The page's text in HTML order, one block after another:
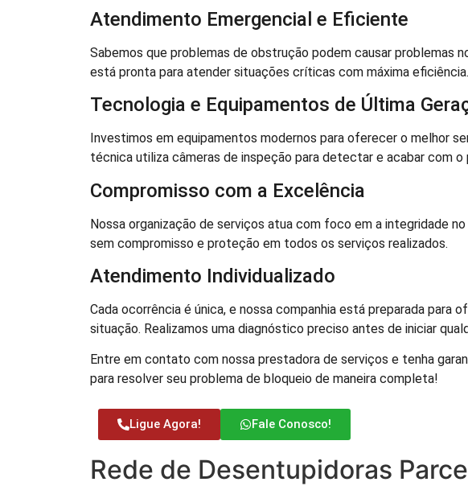
Atendimento Emergencial e Eficiente
Sabemos que problemas de obstrução podem causar problemas
está pronta para atender situações críticas com máxima eficiência.
Tecnologia e Equipamentos de Última
Investimos em equipamentos modernos para oferecer o melhor
técnica utiliza câmeras de inspeção para detectar e acabar com o
Compromisso com a Excelência
Nossa organização de serviços atua com foco em a integridade
sem compromisso e proteção em todos os serviços realizados.
Atendimento Individualizado
Cada ocorrência é única, e nossa companhia está preparada para
situação. Realizamos uma diagnóstico preciso antes de iniciar
Entre em contato com nossa prestadora de serviços e tenha
para resolver seu problema de bloqueio de maneira completa!
Ligue Agora! Fale Conosco!
Rede de Desentupidoras